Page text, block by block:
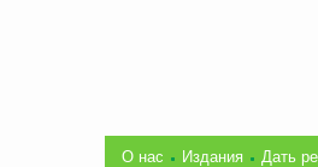
О нас Издания Дать